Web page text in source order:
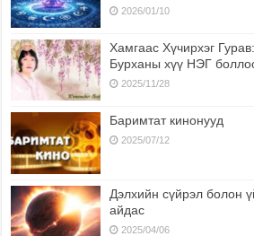
2026/01/10
Хамгаас Хүчирхэг
Бурханы хүү НЭГ
2025/11/28
Баримтат кинонууд
2025/07/12
Дэлхийн сүйрэл болон
айдас
2025/04/06